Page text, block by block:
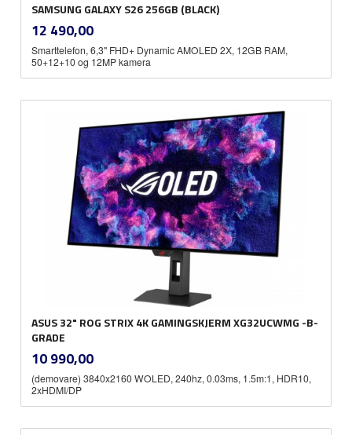
SAMSUNG GALAXY S26 256GB (BLACK)
Pris
12 490,00mva.
Smarttelefon, 6,3'' FHD+ Dynamic AMOLED 2X, 12GB RAM,
50+12+10 og 12MP kamera
ASUS 32" ROG STRIX 4K GAMINGSKJERM XG32UCWMG -B-
GRADE
Pris
10 990,00mva.
(demovare) 3840x2160 WOLED, 240hz, 0.03ms, 1.5m:1, HDR10,
2xHDMI/DP